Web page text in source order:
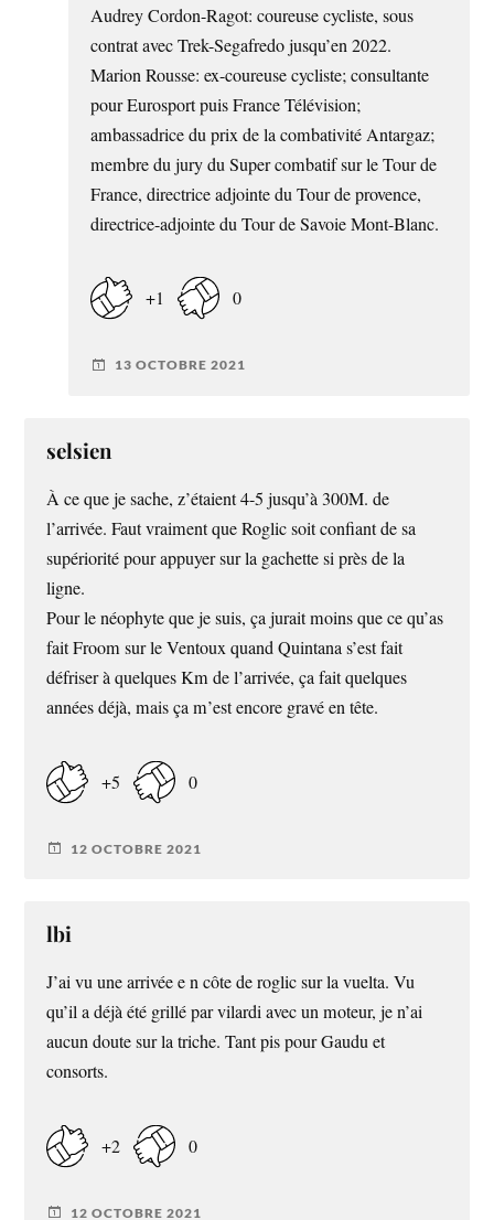
Audrey Cordon-Ragot: coureuse cycliste, sous
contrat avec Trek-Segafredo jusqu’en 2022.
Marion Rousse: ex-coureuse cycliste; consultante
pour Eurosport puis France Télévision;
ambassadrice du prix de la combativité Antargaz;
membre du jury du Super combatif sur le Tour de
France, directrice adjointe du Tour de provence,
directrice-adjointe du Tour de Savoie Mont-Blanc.
+1 0
13 OCTOBRE 2021
selsien
À ce que je sache, z’étaient 4-5 jusqu’à 300M. de
l’arrivée. Faut vraiment que Roglic soit confiant de sa
supériorité pour appuyer sur la gachette si près de la
ligne.
Pour le néophyte que je suis, ça jurait moins que ce qu’as
fait Froom sur le Ventoux quand Quintana s’est fait
défriser à quelques Km de l’arrivée, ça fait quelques
années déjà, mais ça m’est encore gravé en tête.
+5 0
12 OCTOBRE 2021
lbi
J’ai vu une arrivée e n côte de roglic sur la vuelta. Vu
qu’il a déjà été grillé par vilardi avec un moteur, je n’ai
aucun doute sur la triche. Tant pis pour Gaudu et
consorts.
+2 0
12 OCTOBRE 2021